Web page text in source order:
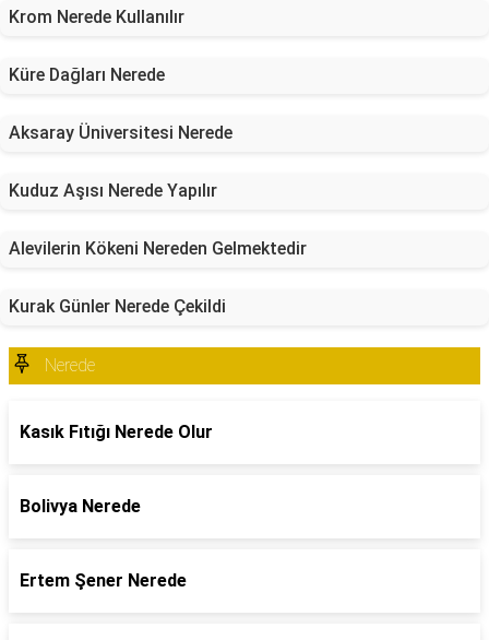
Krom Nerede Kullanılır
Küre Dağları Nerede
Aksaray Üniversitesi Nerede
Kuduz Aşısı Nerede Yapılır
Alevilerin Kökeni Nereden Gelmektedir
Kurak Günler Nerede Çekildi
Nerede
Kasık Fıtığı Nerede Olur
Bolivya Nerede
Ertem Şener Nerede